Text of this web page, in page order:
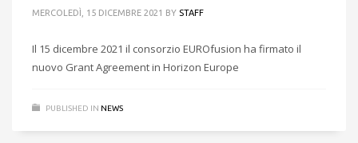
MERCOLEDÌ, 15 DICEMBRE 2021 BY STAFF
Il 15 dicembre 2021 il consorzio EUROfusion ha firmato il
nuovo Grant Agreement in Horizon Europe
PUBLISHED IN NEWS